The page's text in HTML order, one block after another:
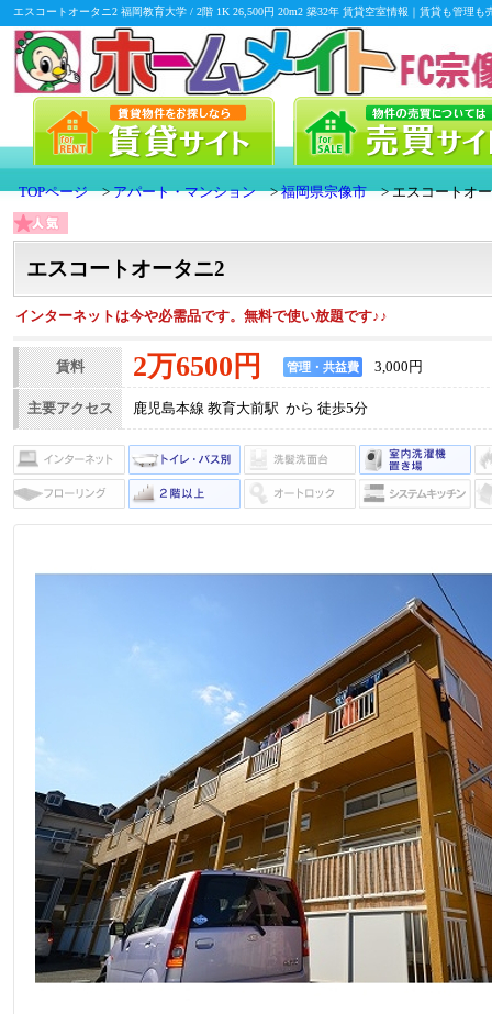
エスコートオータニ2 福岡教育大学 / 2階 1K 26,500円 20m2 築32年 賃貸空室情報｜賃貸も管
TOPページ アパート・マンション 福岡県宗像市 エスコートオ
エスコートオータニ2
インターネットは今や必需品です。無料で使い放題です♪♪
賃料 2万6500円 管理・共益費 3,000円
主要アクセス 鹿児島本線 教育大前駅 から 徒歩5分